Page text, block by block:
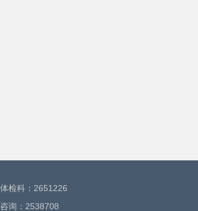
检科： 2651226
询： 2538708